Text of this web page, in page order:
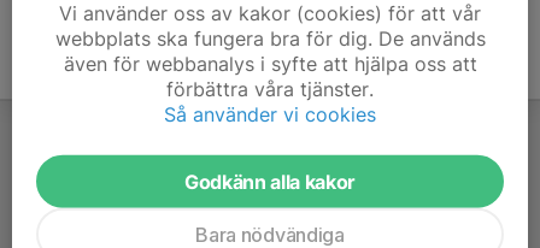
Vi använder oss av kakor (cookies) för att vår
webbplats ska fungera bra för dig. De används
även för webbanalys i syfte att hjälpa oss att
förbättra våra tjänster.
Så använder vi cookies
Godkänn alla kakor
Bara nödvändiga